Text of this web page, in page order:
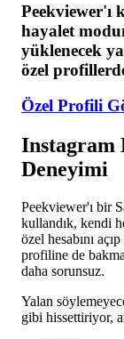
hayalet
yüklenecek
özel
Özel Profili
Instagram
Deneyimi
Peekviewer'ı bir
kullandık, kendi
özel hesabını
profiline de
daha sorunsuz.
Yalan
gibi hissettiriyor,